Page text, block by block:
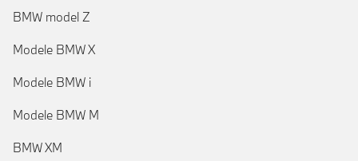
BMW model Z
Modele BMW X
Modele BMW i
Modele BMW M
BMW XM